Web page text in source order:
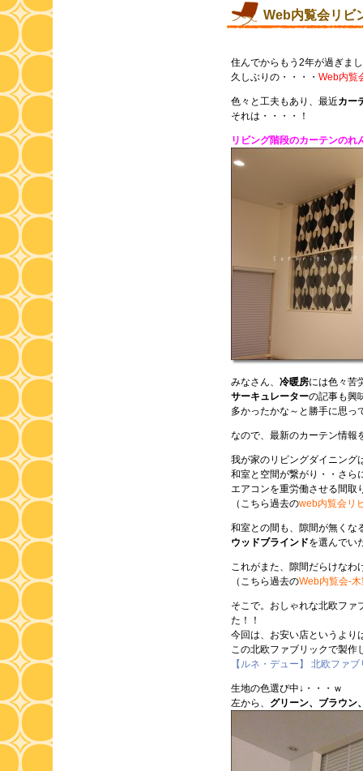
Web内覧会リビ
住んでからもう2年が過ぎま
久しぶりの・・・・ Web内覧
色々と工夫もあり、最近カー
それは・・・・！
リビング階段のカーテンのれ
みなさん、 冷暖房には色々苦
サーキュレーターの記事も興
多かったかな～と勝手に思っ
なので、最新のカーテン情報
我が家のリビングダイニング
和室と空間が繋がり・・さら
エアコンを重労働させる間取
（こちら過去のweb内覧会リ
和室との間も、隙間が無くな
ウッドブラインドを選んでい
これがまた、隙間だらけなわ
（こちら過去のWeb内覧会-
そこで。おしゃれな北欧ファ
た！！
今回は、お安い店というより
この北欧ファブリックで製作
【ルネ・デュー】 北欧ファ
生地の色選び中↓・・・ｗ
左から、 グリーン、ブラウン